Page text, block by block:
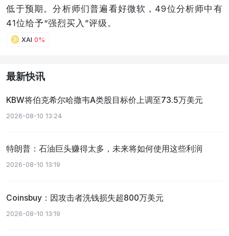
低于预期。分析师们普遍看好微软，49位分析师中有
41位给予“强烈买入”评级。
XAI 0%
最新快讯
KBW将伯克希尔哈撒韦A类股目标价上调至73.5万美元
2026-08-10 13:24
特朗普：石油巨头赚得太多，未来将如何使用这些利润
2026-08-10 13:19
Coinsbuy：因攻击者洗钱损失超800万美元
2026-08-10 13:19